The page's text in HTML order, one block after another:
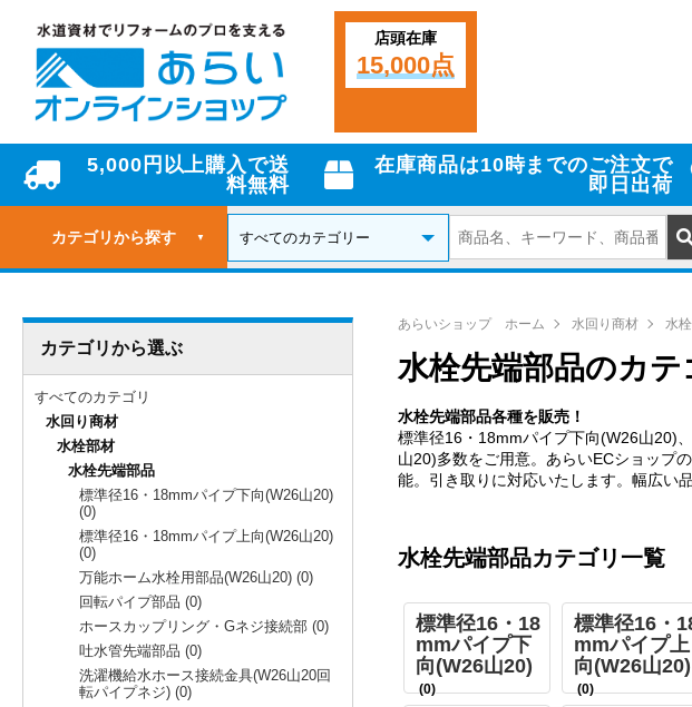
店頭在庫
15,000点
5,000円以上購入で送
料無料
在庫商品は10時までのご注文で
即日出荷
カテゴリから探す ▼
あらいショップ ホーム 水回り商材 水
水栓先端部品のカ
水栓先端部品各種を販売！
標準径16・18mmパイプ下向(W26山20)
山20)多数をご用意。あらいECショップ
能。引き取りに対応いたします。幅広い
水栓先端部品カテゴリ一覧
標準径16・18
mmパイプ下
向(W26山20)
(0)
標準径16・
mmパイプ上
向(W26山20)
(0)
カテゴリから選ぶ
すべてのカテゴリ
水回り商材
水栓部材
水栓先端部品
標準径16・18mmパイプ下向(W26山20)
(0)
標準径16・18mmパイプ上向(W26山20)
(0)
万能ホーム水栓用部品(W26山20) (0)
回転パイプ部品 (0)
ホースカップリング・Gネジ接続部 (0)
吐水管先端部品 (0)
洗濯機給水ホース接続金具(W26山20回
転パイプネジ) (0)